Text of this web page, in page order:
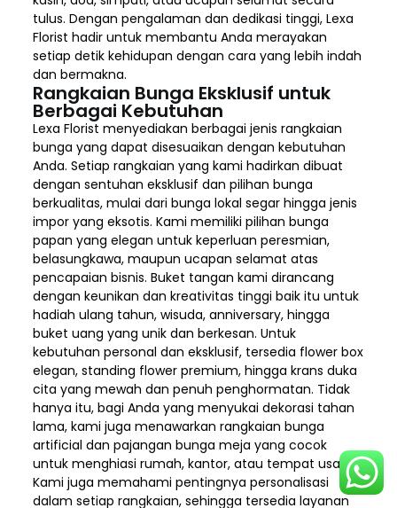
tulus. Dengan pengalaman dan dedikasi tinggi, Lexa
Florist hadir untuk membantu Anda merayakan
setiap detik kehidupan dengan cara yang lebih indah
dan bermakna.
Rangkaian Bunga Eksklusif untuk
Berbagai Kebutuhan
Lexa Florist menyediakan berbagai jenis rangkaian
bunga yang dapat disesuaikan dengan kebutuhan
Anda. Setiap rangkaian yang kami hadirkan dibuat
dengan sentuhan eksklusif dan pilihan bunga
berkualitas, mulai dari bunga lokal segar hingga jenis
impor yang eksotis. Kami memiliki pilihan bunga
papan yang elegan untuk keperluan peresmian,
belasungkawa, maupun ucapan selamat atas
pencapaian bisnis. Buket tangan kami dirancang
dengan keunikan dan kreativitas tinggi baik itu untuk
hadiah ulang tahun, wisuda, anniversary, hingga
buket uang yang unik dan berkesan. Untuk
kebutuhan personal dan eksklusif, tersedia flower box
elegan, standing flower premium, hingga krans duka
cita yang mewah dan penuh penghormatan. Tidak
hanya itu, bagi Anda yang menyukai dekorasi tahan
lama, kami juga menawarkan rangkaian bunga
artificial dan pajangan bunga meja yang cocok
untuk menghiasi rumah, kantor, atau tempat usaha.
Kami juga memahami pentingnya personalisasi
dalam setiap rangkaian, sehingga tersedia layanan